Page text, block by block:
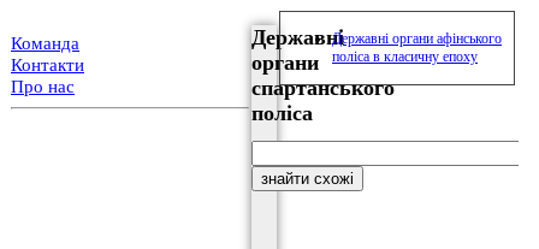
Команда
Контакти
Про нас
Державні
органи
спартанського
поліса
Державні органи афінського
поліса в класичну епоху